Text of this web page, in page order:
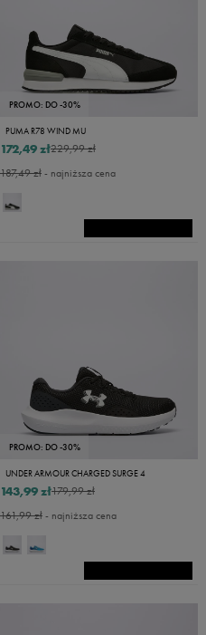
PROMO: DO -30%
PUMA R78 WIND MU
229,99 zł
172,49 zł
187,49 zł- najniższa cena
PROMO: DO -30%
UNDER ARMOUR CHARGED SURGE 4
179,99 zł
143,99 zł
161,99 zł- najniższa cena